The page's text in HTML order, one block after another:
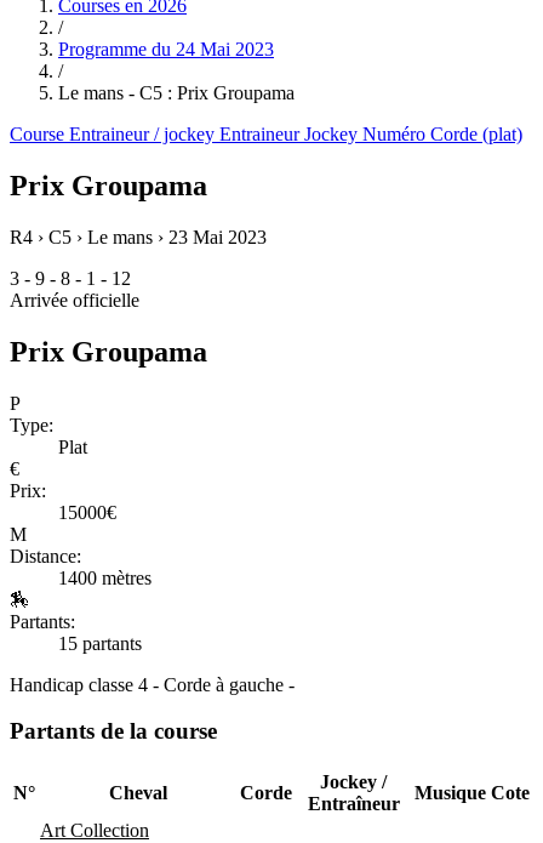
Courses en 2026
/
Programme du 24 Mai 2023
/
Le mans - C5 : Prix Groupama
Course Entraineur / jockey EntraineurJockey Numéro Corde (plat)
Prix Groupama
R4 › C5 › Le mans › 23 Mai 2023
3 - 9 - 8 - 1 - 12
Arrivée officielle
Prix Groupama
P
Type:
Plat
€
Prix:
15000€
M
Distance:
1400 mètres
🏇
Partants:
15 partants
Handicap classe 4 - Corde à gauche -
Partants de la course
N° Cheval Corde
Jockey /
Entraîneur
Musique Cote
Art Collection